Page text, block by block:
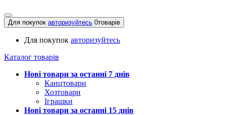
Для покупок авторизуйтесь 0товарів
Для покупок авторизуйтесь
Каталог товарів
Нові товари за останнi 7 днiв
Канцтовари
Хозтовари
Іграшки
Нові товари за останнi 15 днiв